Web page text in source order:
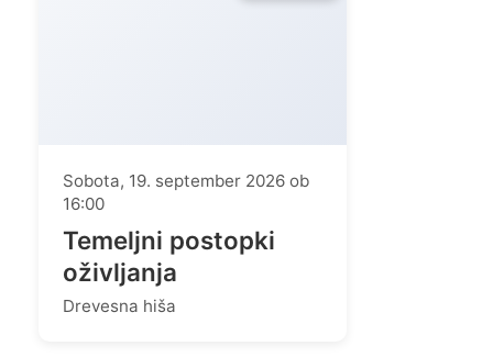
Sobota, 19. september 2026 ob
16:00
Temeljni postopki
oživljanja
Drevesna hiša